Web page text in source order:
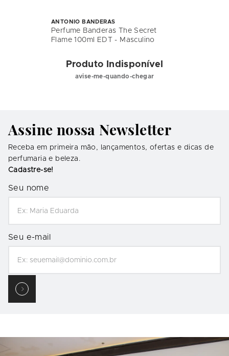
ANTONIO BANDERAS
Perfume Banderas The Secret
Flame 100ml EDT - Masculino
Produto Indisponível
avise-me-quando-chegar
Assine nossa Newsletter
Receba em primeira mão, lançamentos, ofertas e dicas de
perfumaria e beleza.
Cadastre-se!
Seu nome
Seu e-mail